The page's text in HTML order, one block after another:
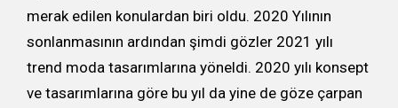
merak edilen konulardan biri oldu. 2020 Yılının
sonlanmasının ardından şimdi gözler 2021 yılı
trend moda tasarımlarına yöneldi. 2020 yılı konsept
ve tasarımlarına göre bu yıl da yine de göze çarpan